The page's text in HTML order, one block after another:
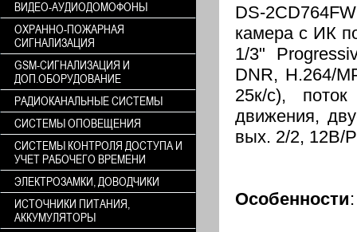
DS-
камера с ИК
1/3"
DNR, Н.264/
25к/с),
движения,
вых. 2/2, 12В/
Особенности:
ВИДЕО-АУДИОДОМОФОНЫ
ОХРАННО-ПОЖАРНАЯ
СИГНАЛИЗАЦИЯ
GSM-СИГНАЛИЗАЦИЯ И
ДОП.ОБОРУДОВАНИЕ
РАДИОКАНАЛЬНЫЕ СИСТЕМЫ
СИСТЕМЫ ОПОВЕЩЕНИЯ
СИСТЕМЫ КОНТРОЛЯ ДОСТУПА И
УЧЕТ РАБОЧЕГО ВРЕМЕНИ
ЭЛЕКТРОЗАМКИ, ДОВОДЧИКИ
ИСТОЧНИКИ ПИТАНИЯ,
АККУМУЛЯТОРЫ